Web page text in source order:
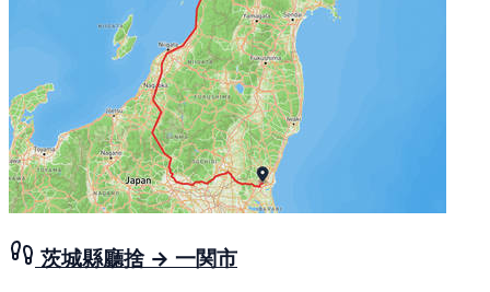
茨城縣廳捨 → 一関市